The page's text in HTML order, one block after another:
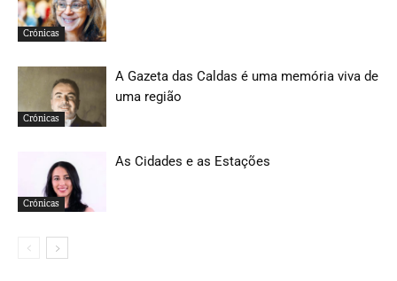
Crónicas
Crónicas
A Gazeta das Caldas é uma memória viva de
uma região
Crónicas
As Cidades e as Estações